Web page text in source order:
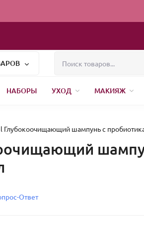
НАБОРЫ УХОД МАКИЯЖ
Глубокоочищающий шампунь с
Ответ